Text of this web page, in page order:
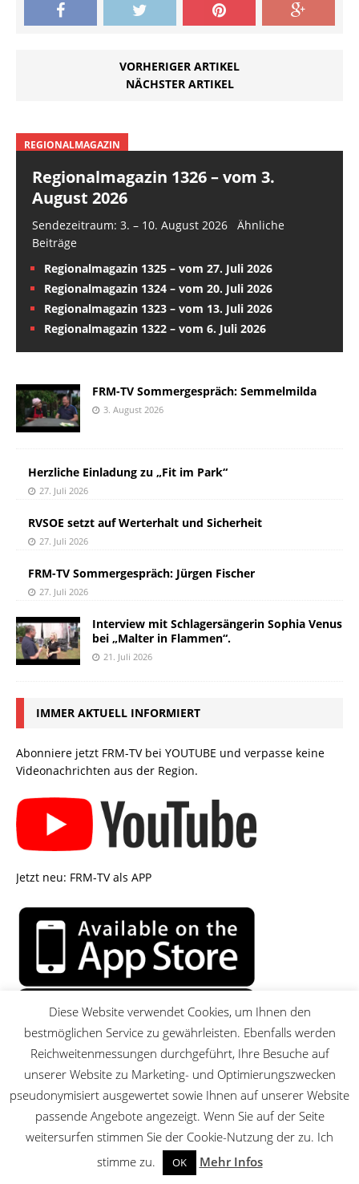
VORHERIGER ARTIKEL
NÄCHSTER ARTIKEL
REGIONALMAGAZIN
Regionalmagazin 1326 – vom 3.
August 2026
Sendezeitraum: 3. – 10. August 2026 Ähnliche
Beiträge
Regionalmagazin 1325 – vom 27. Juli 2026
Regionalmagazin 1324 – vom 20. Juli 2026
Regionalmagazin 1323 – vom 13. Juli 2026
Regionalmagazin 1322 – vom 6. Juli 2026
FRM-TV Sommergespräch: Semmelmilda
3. August 2026
Herzliche Einladung zu „Fit im Park“
27. Juli 2026
RVSOE setzt auf Werterhalt und Sicherheit
27. Juli 2026
FRM-TV Sommergespräch: Jürgen Fischer
27. Juli 2026
Interview mit Schlagersängerin Sophia Venus
bei „Malter in Flammen“.
21. Juli 2026
IMMER AKTUELL INFORMIERT
Abonniere jetzt FRM-TV bei YOUTUBE und verpasse keine
Videonachrichten aus der Region.
Jetzt neu: FRM-TV als APP
MENU
© 2026 FRM-TV
Diese Website verwendet Cookies, um Ihnen den
bestmöglichen Service zu gewährleisten. Ebenfalls werden
Reichweitenmessungen durchgeführt, Ihre Besuche auf
unserer Website zu Marketing- und Optimierungszwecken
pseudonymisiert ausgewertet sowie Ihnen auf unserer Website
passende Angebote angezeigt. Wenn Sie auf der Seite
weitersurfen stimmen Sie der Cookie-Nutzung der zu. Ich
stimme zu.
OK Mehr Infos